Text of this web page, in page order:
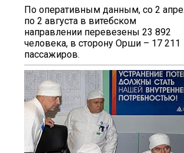
По оперативным данным, со 2
по 2 августа в витебском
направлении перевезены 23 892
человека, в сторону Орши – 17 211
пассажиров.